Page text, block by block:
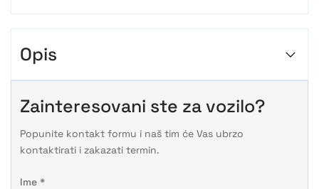
Opis
Zainteresovani ste za vozilo?
Popunite kontakt formu i naš tim će Vas ubrzo
kontaktirati i zakazati termin.
Ime *